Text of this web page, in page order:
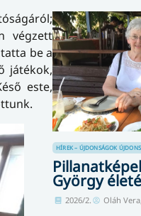
végzett
be a
játékok,
este,
HÍREK – ÚJDONSÁGOK
György
2026/2. Oláh